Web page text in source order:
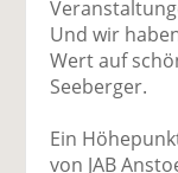
Und wir
Wert auf
Seeberger.
Ein
von JAB